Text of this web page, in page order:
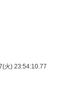
火) 23:54:10.77